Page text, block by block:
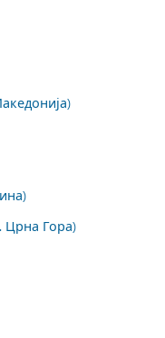
Црна Гора)